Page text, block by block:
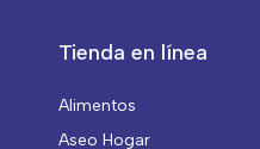
Tienda en línea
Alimentos
Aseo Hogar